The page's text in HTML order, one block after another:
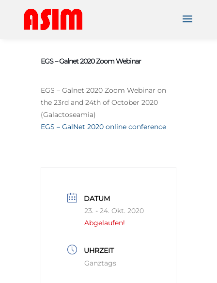
EGS – Galnet 2020 Zoom Webinar
EGS – Galnet 2020 Zoom Webinar on
the 23rd and 24th of October 2020
(Galactoseamia)
EGS – GalNet 2020 online conference
DATUM
23. - 24. Okt. 2020
Abgelaufen!
UHRZEIT
Ganztags